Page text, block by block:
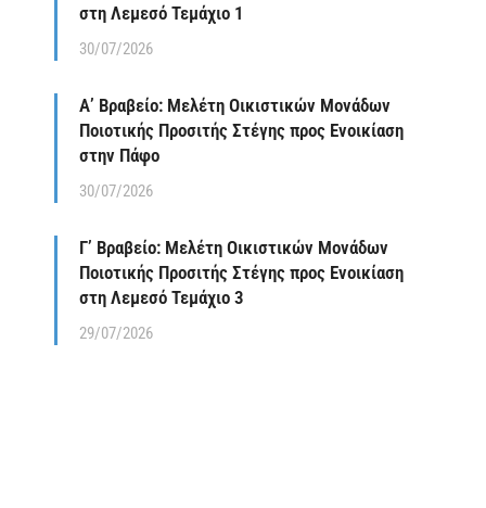
στη Λεμεσό Τεμάχιο 1
30/07/2026
Α’ Βραβείο: Μελέτη Οικιστικών Μονάδων
Ποιοτικής Προσιτής Στέγης προς Ενοικίαση
στην Πάφο
30/07/2026
Γ’ Βραβείο: Μελέτη Οικιστικών Μονάδων
Ποιοτικής Προσιτής Στέγης προς Ενοικίαση
στη Λεμεσό Τεμάχιο 3
29/07/2026